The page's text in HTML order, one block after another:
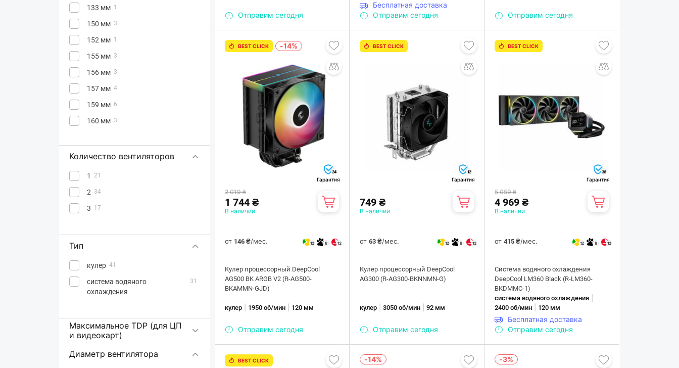
133 мм 1
150 мм 3
152 мм 1
155 мм 3
156 мм 3
157 мм 4
159 мм 6
160 мм 3
164 мм
Количество вентиляторов
1 21
2 34
3 17
Тип
кулер 41
система водяного
охлаждения
31
Максимальное TDP (для ЦП
и видеокарт)
Диаметр вентилятора
Отправим сегодня
Бесплатная доставка
Отправим сегодня
Отправим сегодня
BEST CLICK -14%
24
Гарантия
2 019 ₴
1 744 ₴
В наличии
от 146 ₴/мес. 12 8 12
Кулер процессорный DeepCool
AG500 BK ARGB V2 (R-AG500-
BKAMMN-GJD)
кулер 1950 об/мин 120 мм
Отправим сегодня
BEST CLICK
12
Гарантия
749 ₴
В наличии
от63 ₴/мес. 12 8 12
Кулер процессорный DeepCool
AG300 (R-AG300-BKNNMN-G)
кулер |3050 об/мин |92 мм
Отправим сегодня
BEST CLICK
36
Гарантия
5 059 ₴
4 969 ₴
В наличии
от415 ₴/мес. 12 8 12
Система водяного охлаждения
DeepCool LM360 Black (R-LM360-
BKDMMC-1)
система водяного охлаждения
2400 об/мин 120 мм
Бесплатная доставка
Отправим сегодня
BEST CLICK -14% -3%